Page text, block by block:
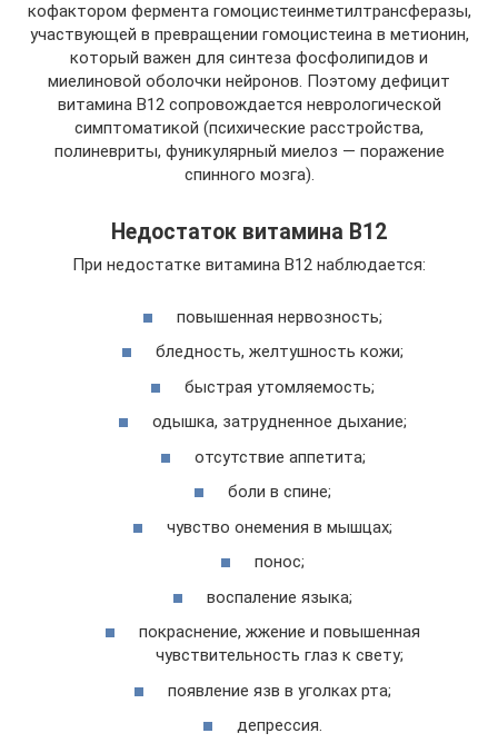
кофактором фермента гомоцистеинметилтрансферазы,
участвующей в превращении гомоцистеина в метионин,
который важен для синтеза фосфолипидов и
миелиновой оболочки нейронов. Поэтому дефицит
витамина В12 сопровождается неврологической
симптоматикой (психические расстройства,
полиневриты, фуникулярный миелоз — поражение
спинного мозга).
Недостаток витамина В12
При недостатке витамина В12 наблюдается:
повышенная нервозность;
бледность, желтушность кожи;
быстрая утомляемость;
одышка, затрудненное дыхание;
отсутствие аппетита;
боли в спине;
чувство онемения в мышцах;
понос;
воспаление языка;
покраснение, жжение и повышенная
чувствительность глаз к свету;
появление язв в уголках рта;
депрессия.